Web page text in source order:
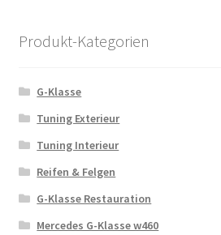
Produkt-Kategorien
G-Klasse
Tuning Exterieur
Tuning Interieur
Reifen & Felgen
G-Klasse Restauration
Mercedes G-Klasse w460